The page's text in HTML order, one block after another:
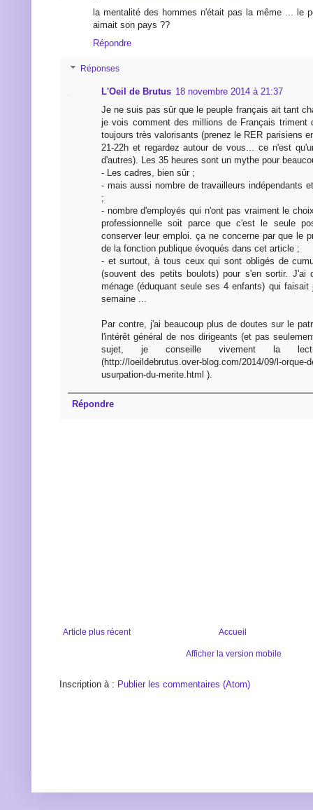
la mentalité des hommes n'était pas la même ... le
aimait son pays ??
Répondre
Réponses
L'Oeil de Brutus 18 novembre 2014 à 21:37
Je ne suis pas sûr que le peuple français ait tant
je vois comment des millions de Français triment
toujours très valorisants (prenez le RER parisiens
21-22h et regardez autour de vous... ce n'est
d'autres). Les 35 heures sont un mythe pour
- Les cadres, bien sûr ;
- mais aussi nombre de travailleurs indépendants
;
- nombre d'employés qui n'ont pas vraiment le
professionnelle soit parce que c'est le seule
conserver leur emploi. ça ne concerne par que le
de la fonction publique évoqués dans cet article ;
- et surtout, à tous ceux qui sont obligés de
(souvent des petits boulots) pour s'en sortir. J'ai
ménage (éduquant seule ses 4 enfants) qui faisait
semaine ...
Par contre, j'ai beaucoup plus de doutes sur le
l'intérêt général de nos dirigeants (et pas
sujet, je conseille vivement la
(http://loeildebrutus.over-blog.com/2014/09/l-orque-
usurpation-du-merite.html ).
Répondre
Article plus récent Accueil
Afficher la version mobile
Inscription à : Publier les commentaires (Atom)